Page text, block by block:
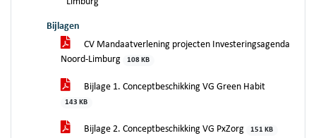
Bijlagen
CV Mandaatverlening projecten Investeringsagenda
Noord-Limburg
108 KB
Bijlage 1. Conceptbeschikking VG Green Habit
143 KB
Bijlage 2. Conceptbeschikking VG PxZorg 151 KB